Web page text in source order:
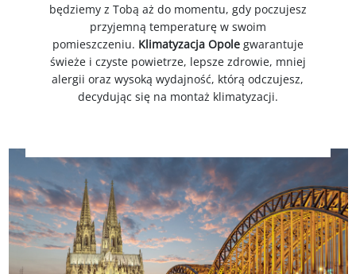
będziemy z Tobą aż do momentu, gdy poczujesz
przyjemną temperaturę w swoim
pomieszczeniu. Klimatyzacja Opolegwarantuje
świeże i czyste powietrze, lepsze zdrowie, mniej
alergii oraz wysoką wydajność, którą odczujesz,
decydując się na montaż klimatyzacji.